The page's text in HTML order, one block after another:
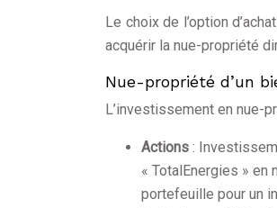
Le choix de l’option
acquérir la nue-propriété
Nue-propriété d’un
L’investissement en nue-
Actions :
« TotalEnergies »
portefeuille pour un